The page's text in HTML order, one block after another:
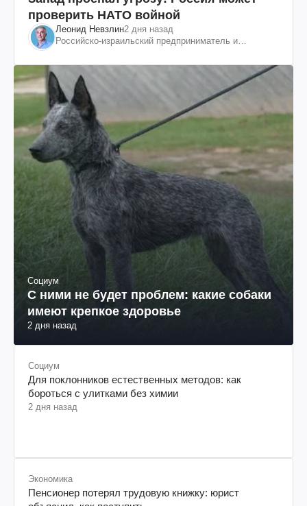
проверить НАТО войной
Леонид Невзлин2 дня назад
Российско-израильский предприниматель и
"ЮКОСа"
Социум
С ними не будет проблем: какие собаки
имеют крепкое здоровье
2 дня назад
Социум
Для поклонников естественных методов: как
бороться с улитками без химии
2 дня назад
Экономика
Пенсионер потерял трудовую книжку: юрист